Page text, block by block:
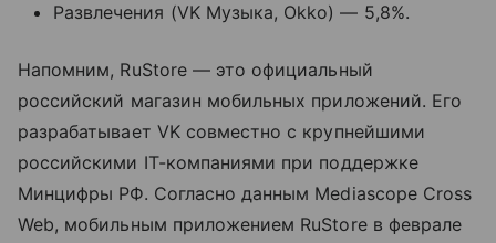
Развлечения (VK Музыка, Okko) — 5,8%.
Напомним, RuStore — это официальный
российский магазин мобильных приложений. Его
разрабатывает VK совместно с крупнейшими
российскими IT-компаниями при поддержке
Минцифры РФ. Согласно данным Mediascope Cross
Web, мобильным приложением RuStore в феврале